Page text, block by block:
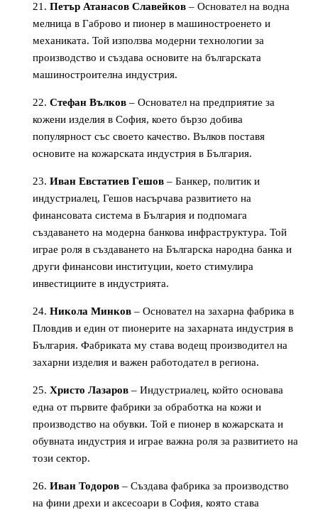
Петър Атанасов Славейков – Основател на водна
мелница в Габрово и пионер в машиностроенето и
механиката. Той използва модерни технологии за
производство и създава основите на българската
машиностроителна индустрия.
Стефан Вълков – Основател на предприятие за
кожени изделия в София, което бързо добива
популярност със своето качество. Вълков поставя
основите на кожарската индустрия в България.
Иван Евстатиев Гешов – Банкер, политик и
индустриалец, Гешов насърчава развитието на
финансовата система в България и подпомага
създаването на модерна банкова инфраструктура. Той
играе роля в създаването на Българска народна банка и
други финансови институции, което стимулира
инвестициите в индустрията.
Никола Минков – Основател на захарна фабрика в
Пловдив и един от пионерите на захарната индустрия в
България. Фабриката му става водещ производител на
захарни изделия и важен работодател в региона.
Христо Лазаров – Индустриалец, който основава
една от първите фабрики за обработка на кожи и
производство на обувки. Той е пионер в кожарската и
обувната индустрия и играе важна роля за развитието на
този сектор.
Иван Тодоров – Създава фабрика за производство
на фини дрехи и аксесоари в София, която става